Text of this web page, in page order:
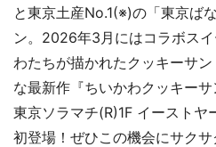
と東京土産No.1(※)の「東京ば
ン。2026年3月にはコラボス
わたちが描かれたクッキーサ
な最新作『ちいかわクッキー
東京ソラマチ(R)1F イーストヤ
初登場！ぜひこの機会にサクサ